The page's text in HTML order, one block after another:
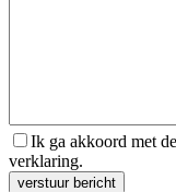
Ik ga akkoord met
verklaring.
Gelieve dit veld leeg te